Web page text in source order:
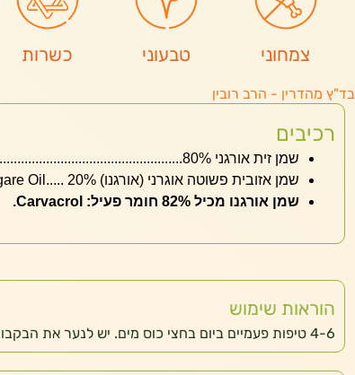
צמחוני טבעוני כשרות
בד"ץ מהדרין - הרב רובין
רכיבים
שמן זית אורגני 80%....................................................Olive Oil
שמן אזובית פשוטה אוגרני (אורגנו) 20% .....Origanum Vulgare Oil
שמן אורגנו מכיל 82% חומר פעיל: Carvacrol.
הוראות שימוש
4-6 טיפות פעמיים ביום בחצי כוס מים. יש לנער את הבקבוק לפני השימוש.